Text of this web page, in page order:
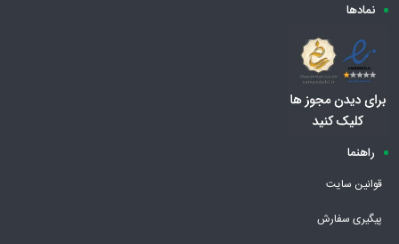
نمادها
راهنما
قوانین سایت
پیگیری سفارش